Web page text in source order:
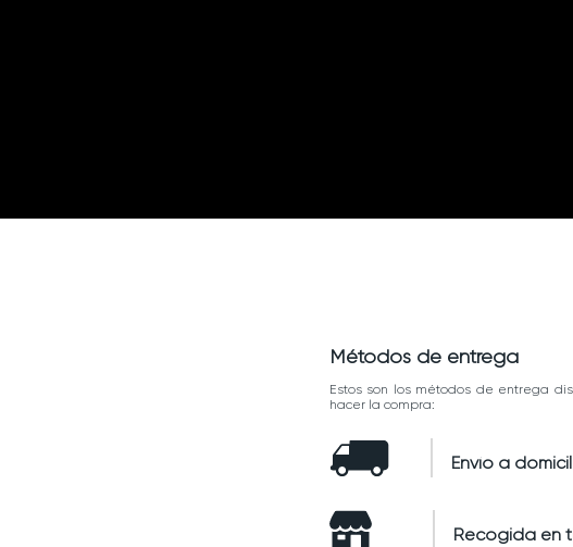
Métodos de entrega
Estos son los métodos de entrega
hacer la compra:
Envío a
Recogida en